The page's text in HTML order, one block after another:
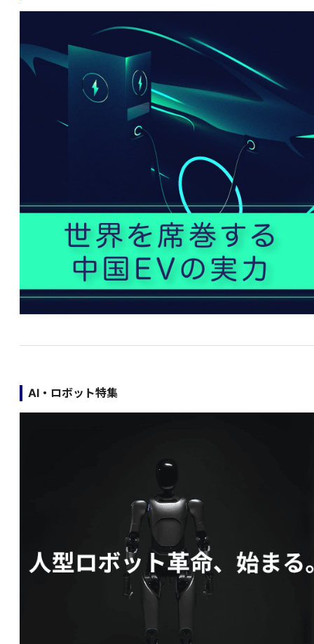
AI・ロボット特集